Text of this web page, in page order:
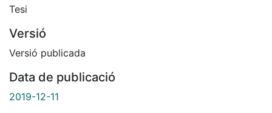
Tesi
Versió
Versió publicada
Data de publicació
2019-12-11